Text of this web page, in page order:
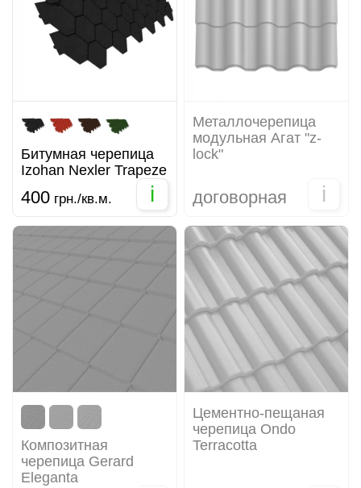
Битумная черепица
Izohan Nexler Trapeze
400 грн./кв.м. i
Металлочерепица
модульная Агат "z-
lock"
договорная i
Композитная
черепица Gerard
Eleganta
Цементно-пещаная
черепица Ondo
Terracotta